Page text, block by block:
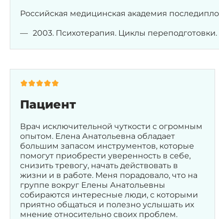
Российская медицинская академия
2003. Психотерапия. Циклы переподготовки.
Пациент
Врач исключительной чуткости с огромным
опытом. Елена Анатольевна обладает
большим запасом инструментов, которые
помогут приобрести уверенность в себе,
снизить тревогу, начать действовать в
жизни и в работе. Меня порадовало, что на
группе вокруг Елены Анатольевны
собираются интересные люди, с которыми
приятно общаться и полезно услышать их
мнение относительно своих проблем.